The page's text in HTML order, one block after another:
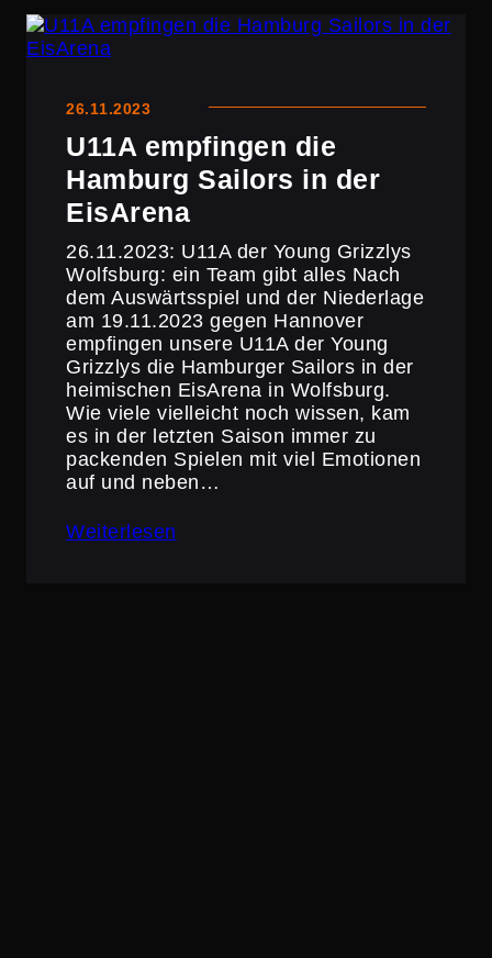
26.11.2023
U11A empfingen die
Hamburg Sailors in der
EisArena
26.11.2023: U11A der Young Grizzlys
Wolfsburg: ein Team gibt alles Nach
dem Auswärts­spiel und der Nieder­lage
am 19.11.2023 gegen Hannover
empfingen unsere U11A der Young
Grizzlys die Hamburger Sailors in der
heimi­schen EisArena in Wolfsburg.
Wie viele vielleicht noch wissen, kam
es in der letzten Saison immer zu
packenden Spielen mit viel Emotionen
auf und neben…
Weiterlesen